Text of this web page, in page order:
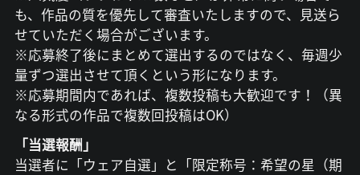
も、作品の質を優先して審査いたしますので、見送ら
せていただく場合がございます。
※応募終了後にまとめて選出するのではなく、毎週少
量ずつ選出させて頂くという形になります。
※応募期間内であれば、複数投稿も大歓迎です！（異
なる形式の作品で複数回投稿はOK）
「当選報酬」
当選者に「ウェア自選」と「限定称号：希望の星（期